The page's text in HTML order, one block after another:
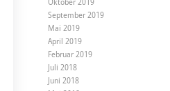
September 2019
Mai 2019
April 2019
Februar 2019
Juli 2018
Juni 2018